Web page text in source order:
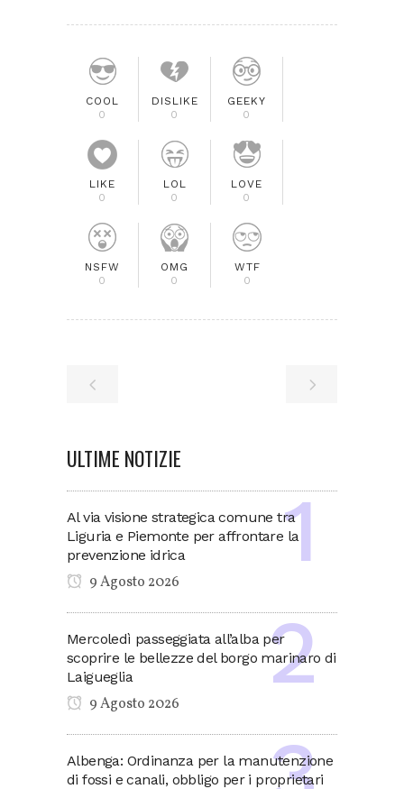
COOL
0
DISLIKE
0
GEEKY
0
LIKE
0
LOL
0
LOVE
0
NSFW
0
OMG
0
WTF
0
ULTIME NOTIZIE
Al via visione strategica comune tra
Liguria e Piemonte per affrontare la
prevenzione idrica
9 Agosto 2026
Mercoledì passeggiata all’alba per
scoprire le bellezze del borgo marinaro di
Laigueglia
9 Agosto 2026
Albenga: Ordinanza per la manutenzione
di fossi e canali, obbligo per i proprietari